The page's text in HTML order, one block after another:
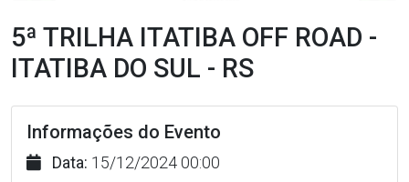
5ª TRILHA ITATIBA OFF ROAD -
ITATIBA DO SUL - RS
Informações do Evento
Data: 15/12/2024 00:00